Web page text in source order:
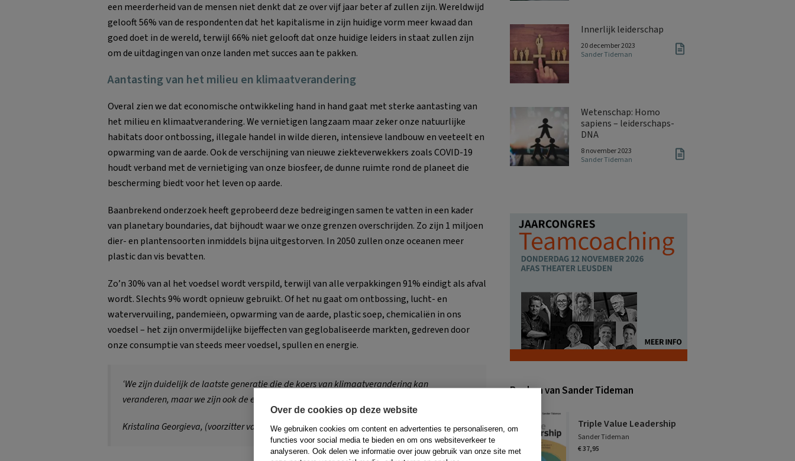
een meerderheid van de mensen niet denkt dat ze over vijf jaar beter af zullen zijn. Wereldwijd
gelooft 56% van de respondenten dat het kapitalisme in zijn huidige vorm meer kwaad dan
goed doet in de wereld, terwijl 66% niet gelooft dat onze huidige leiders in staat zullen zijn
om de uitdagingen van onze landen met succes aan te pakken.
Aantasting van het milieu en klimaatverandering
Overal zien we dat economische ontwikkeling hand in hand gaat met sterke aantasting van
het milieu en klimaatverandering. We vernietigen langzaam maar zeker onze natuurlijke
habitats door ontbossing, illegale handel in wilde dieren, intensieve landbouw en veeteelt en
opwarming van de aarde. Ook de verschijning van nieuwe ziekteverwekkers zoals COVID-19
houdt verband met de vernietiging van onze biosfeer, de dunne ruimte rond de planeet die
bescherming biedt voor het leven op aarde.
Baanbrekend onderzoek heeft geprobeerd deze bedreigingen samen te vatten in een kader
van planetary boundaries, dat bijhoudt waar we onze grenzen overschrijden. Zo zijn 1 miljoen
dier- en plantensoorten inmiddels bijna uitgestorven. In 2050 zullen onze oceanen meer
plastic dan vis bevatten.
Zo’n 30% van al het voedsel wordt verspild, terwijl van alle verpakkingen 91% eindigt als afval
wordt. Slechts 9% wordt opnieuw gebruikt. Of het nu gaat om ontbossing, lucht- en
watervervuiling, pandemieën, opwarming van de aarde, plastic soep, chemicaliën in ons
voedsel – het zijn onvermijdelijke bijeffecten van geglobaliseerde markten, gedreven door
onze consumptie van steeds meer voedsel, spullen en energie.
‘We zijn duidelijk de laatste generatie die de koers van klimaatverandering kan
veranderen, maar we zijn ook de eerste generatie die de gevolgen ervan zal ervaren’
Kristalina Georgieva, (voorzitter van het IMF)
Innerlijk leiderschap
20 december 2023
Sander Tideman
Wetenschap: Homo
sapiens – leiderschaps-
DNA
8 november 2023
Sander Tideman
Boeken van Sander Tideman
Triple Value Leadership
Sander Tideman
€ 37,95
Over de cookies op deze website
We gebruiken cookies om content en advertenties te personaliseren, om
functies voor social media te bieden en om ons websiteverkeer te
analyseren. Ook delen we informatie over jouw gebruik van onze site met